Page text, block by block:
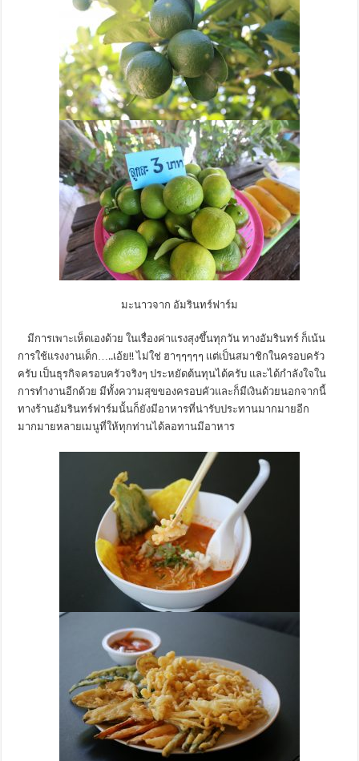
มะนาวจาก อัมรินทร์ฟาร์ม
มีการเพาะเห็ดเองด้วย ในเรื่องค่าแรงสุงขึ้นทุกวัน ทางอัมรินทร์ ก็เน้น
การใช้แรงงานเด็ก…..เอ้ย!! ไม่ใช่ ฮาๆๆๆๆๆ แต่เป็นสมาชิกในครอบครัว
ครับ เป็นธุรกิจครอบครัวจริงๆ ประหยัดต้นทุนได้ครับ และได้กำลังใจใน
การทำงานอีกด้วย มีทั้งความสุขของครอบคัวและก็มีเงินด้วยนอกจากนี้
ทางร้านอัมรินทร์ฟาร์มนั้นก็ยังมีอาหารที่น่ารับประทานมากมายอีก
มากมายหลายเมนูที่ให้ทุกท่านได้ลอทานมีอาหาร